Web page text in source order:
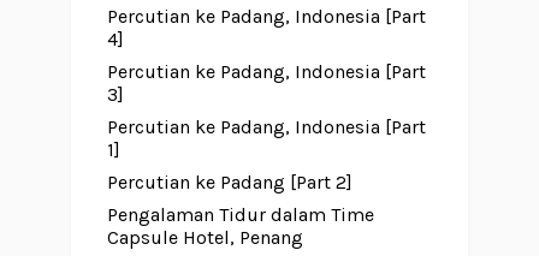
Percutian ke Padang, Indonesia [Part
4]
Percutian ke Padang, Indonesia [Part
3]
Percutian ke Padang, Indonesia [Part
1]
Percutian ke Padang [Part 2]
Pengalaman Tidur dalam Time
Capsule Hotel, Penang